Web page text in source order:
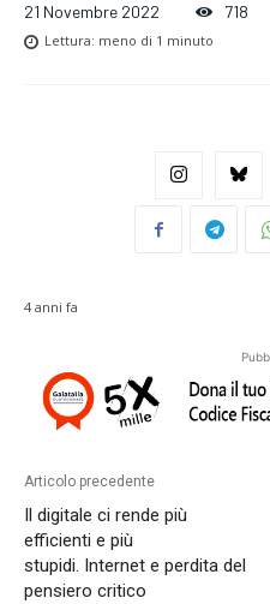
21 Novembre 2022 718
Lettura: meno di 1 minuto
4 anni fa
Articolo precedente
Il digitale ci rende più
efficienti e più
stupidi. Internet e perdita del
pensiero critico